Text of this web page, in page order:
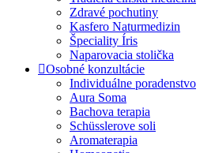
Zdravé pochutiny
Kasfero Naturmedizin
Špeciality Íris
Naparovacia stolička
Osobné konzultácie
Individuálne poradenstvo
Aura Soma
Bachova terapia
Schüsslerove soli
Aromaterapia